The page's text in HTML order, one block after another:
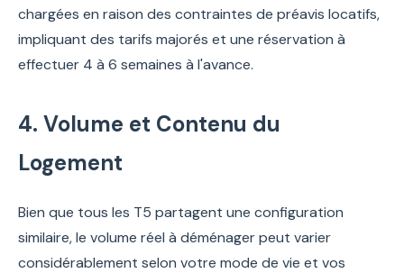
chargées en raison des contraintes de préavis locatifs,
impliquant des tarifs majorés et une réservation à
effectuer 4 à 6 semaines à l'avance.
4. Volume et Contenu du
Logement
Bien que tous les T5 partagent une configuration
similaire, le volume réel à déménager peut varier
considérablement selon votre mode de vie et vos